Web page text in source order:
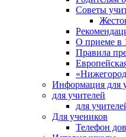
Советы
О приеме в
Правила
Информация для
для учителей
для
Для учеников
Телефон